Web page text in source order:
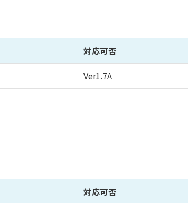
対応可否
Ver1.7A
対応可否